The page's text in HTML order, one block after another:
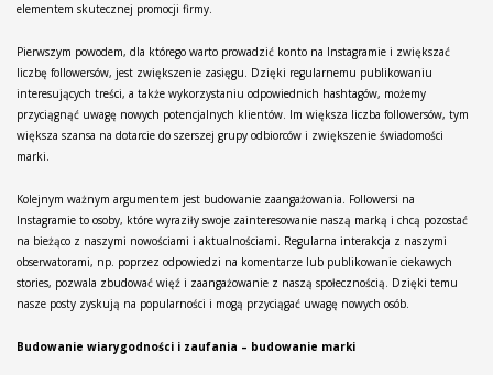
elementem skutecznej promocji firmy.
Pierwszym powodem, dla którego warto prowadzić konto na Instagramie i zwiększać
liczbę followersów, jest zwiększenie zasięgu. Dzięki regularnemu publikowaniu
interesujących treści, a także wykorzystaniu odpowiednich hashtagów, możemy
przyciągnąć uwagę nowych potencjalnych klientów. Im większa liczba followersów, tym
większa szansa na dotarcie do szerszej grupy odbiorców i zwiększenie świadomości
marki.
Kolejnym ważnym argumentem jest budowanie zaangażowania. Followersi na
Instagramie to osoby, które wyraziły swoje zainteresowanie naszą marką i chcą pozostać
na bieżąco z naszymi nowościami i aktualnościami. Regularna interakcja z naszymi
obserwatorami, np. poprzez odpowiedzi na komentarze lub publikowanie ciekawych
stories, pozwala zbudować więź i zaangażowanie z naszą społecznością. Dzięki temu
nasze posty zyskują na popularności i mogą przyciągać uwagę nowych osób.
Budowanie wiarygodności i zaufania – budowanie marki